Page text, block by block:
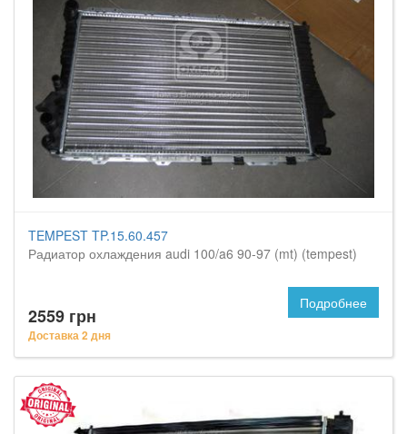
TEMPEST TP.15.60.457
Радиатор охлаждения audi 100/a6 90-97 (mt) (tempest)
2559 грн
Доставка 2 дня
Подробнее